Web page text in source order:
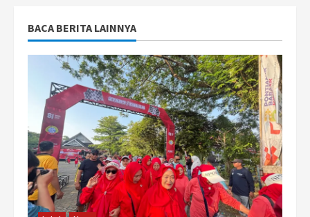
BACA BERITA LAINNYA